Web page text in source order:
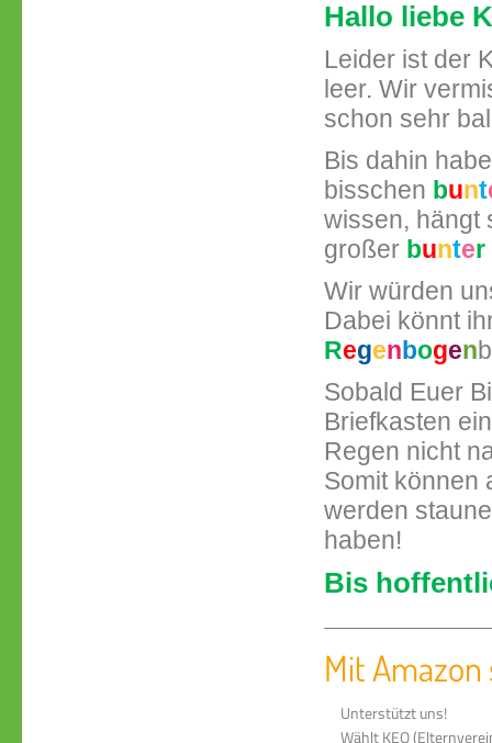
Hallo liebe
Leider ist der
leer. Wir
schon sehr
Bis dahin
bisschen bunt
wissen, hängt
großer bunter
Wir würden
Dabei könnt
Regenbogen
Sobald Euer
Briefkasten
Regen nicht
Somit können
werden
haben!
Bis
Mit
Unterstützt uns!
Wählt KEO